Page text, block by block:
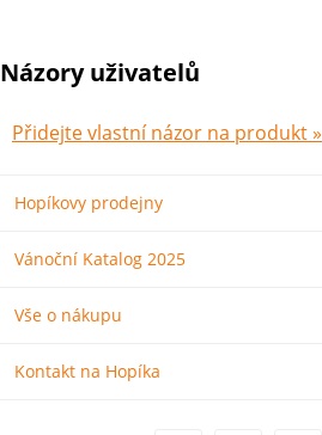
Názory uživatelů
Přidejte vlastní názor na produkt »
Hopíkovy prodejny
Vánoční Katalog 2025
Vše o nákupu
Kontakt na Hopíka